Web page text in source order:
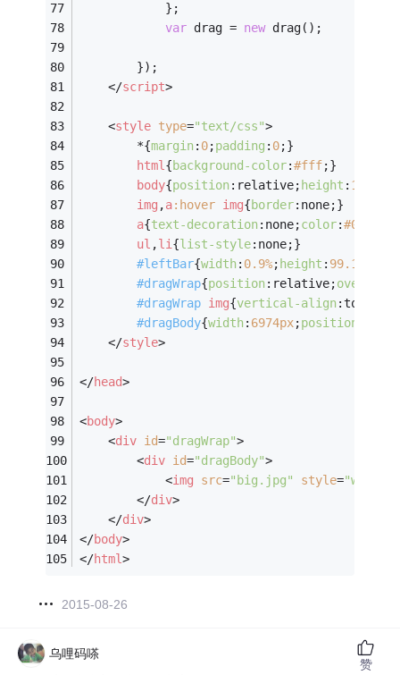
			};
var drag = new drag();
		});
</script>
<style type="text/css">
		*{
margin: 0;padding : 0;}
html{background-color:#fff;}
body{position:relative; height : 100%
img ,a:hover img{border:none;}
a{text-decoration:none;color:#000
ul ,li{list-style:none;}
#leftBar{width: 0.9%; height : 99.1%
#dragWrap{position:relative;overflow
#dragWrap img{vertical-align:top;}
#dragBody{width: 6974px;position
</style>
</head>
<body>
<div id="dragWrap">
<div id="dragBody">
<img src="big.jpg" style=
</div>
</div>
</body>
</html>
2015-08-26
乌哩码嗏
赞